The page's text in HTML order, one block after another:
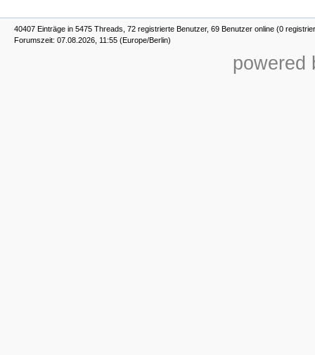
40407 Einträge in 5475 Threads, 72 registrierte Benutzer, 69 Benutzer online (0
Forumszeit: 07.08.2026, 11:55 (Europe/Berlin)
powered